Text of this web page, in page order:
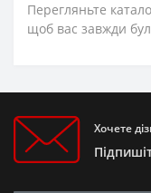
Перегляньте
щоб вас завжди
Хочете